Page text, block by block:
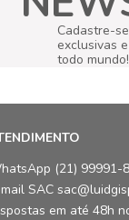
Cadastre-
exclusivas
todo mundo!
(21) 99991-
SAC
em até 48h